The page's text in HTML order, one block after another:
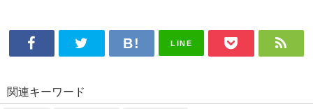
LINE
関連キーワード